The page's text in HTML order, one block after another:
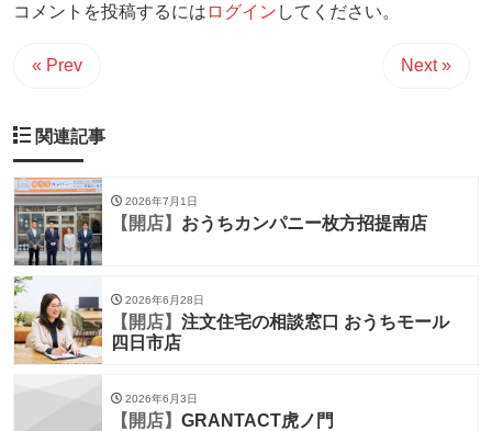
コメントを投稿するには ログイン してください。
« Prev Next »
関連記事
2026年7月1日
【開店】 おうちカンパニー枚方招提南店
2026年6月28日
【開店】 注文住宅の相談窓口 おうちモール
四日市店
2026年6月3日
【開店】 GRANTACT虎ノ門